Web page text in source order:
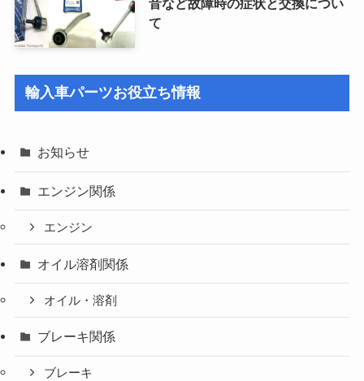
て
輸入車パーツお役立ち情報
お知らせ
エンジン関係
エンジン
オイル溶剤関係
オイル・溶剤
ブレーキ関係
ブレーキ